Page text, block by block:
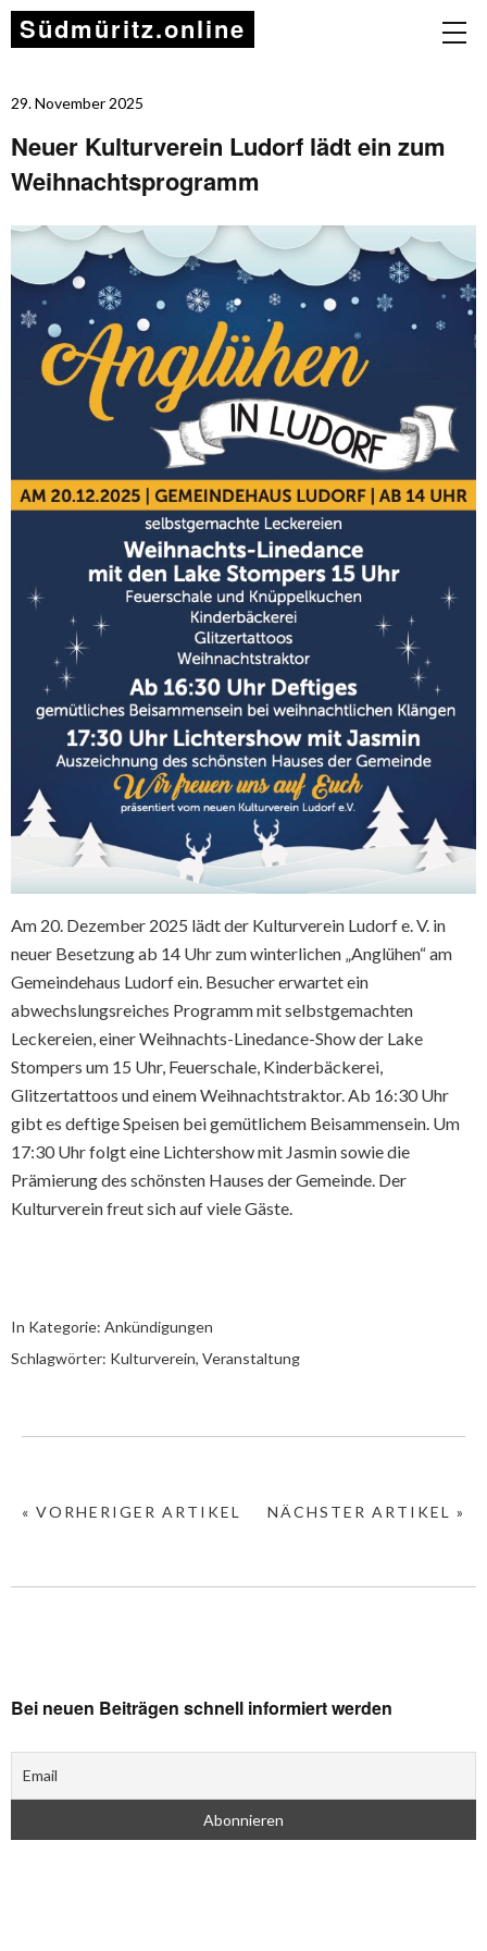
Südmüritz.online
29. November 2025
Neuer Kulturverein Ludorf lädt ein zum
Weihnachtsprogramm
Am 20. Dezember 2025 lädt der Kulturverein Ludorf e. V. in
neuer Besetzung ab 14 Uhr zum winterlichen „Anglühen“ am
Gemeindehaus Ludorf ein. Besucher erwartet ein
abwechslungsreiches Programm mit selbstgemachten
Leckereien, einer Weihnachts-Linedance-Show der Lake
Stompers um 15 Uhr, Feuerschale, Kinderbäckerei,
Glitzertattoos und einem Weihnachtstraktor. Ab 16:30 Uhr
gibt es deftige Speisen bei gemütlichem Beisammensein. Um
17:30 Uhr folgt eine Lichtershow mit Jasmin sowie die
Prämierung des schönsten Hauses der Gemeinde. Der
Kulturverein freut sich auf viele Gäste.
In Kategorie: Ankündigungen
Schlagwörter: Kulturverein, Veranstaltung
NÄCHSTER ARTIKEL »
« VORHERIGER ARTIKEL
Bei neuen Beiträgen schnell informiert werden